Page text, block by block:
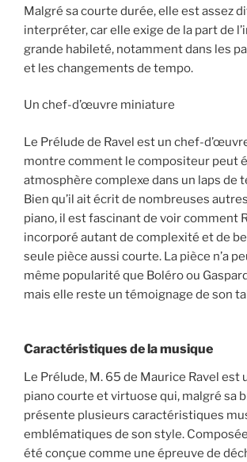
Malgré sa courte durée, elle est assez
interpréter, car elle exige de la part de
grande habileté, notamment dans les
et les changements de tempo.
Un chef-d’œuvre miniature
Le Prélude de Ravel est un chef-
montre comment le compositeur peut
atmosphère complexe dans un laps de
Bien qu’il ait écrit de nombreuses
piano, il est fascinant de voir comment
incorporé autant de complexité et de
seule pièce aussi courte. La pièce n’a
même popularité que Boléro ou
mais elle reste un témoignage de son
Caractéristiques de la musique
Le Prélude, M. 65 de Maurice Ravel est
piano courte et virtuose qui, malgré sa
présente plusieurs caractéristiques
emblématiques de son style.
été conçue comme une épreuve de